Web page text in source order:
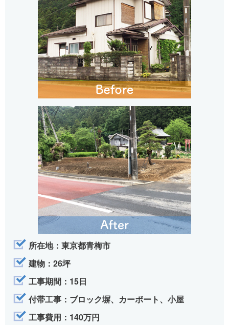
所在地：東京都青梅市
建物：26坪
工事期間：15日
付帯工事：ブロック塀、カーポート、小屋
工事費用：140万円